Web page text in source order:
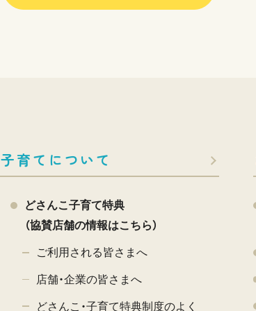
子育てについて
どさんこ子育て特典
（協賛店舗の情報はこちら）
ご利用される皆さまへ
店舗・企業の皆さまへ
どさんこ・子育て特典制度のよく